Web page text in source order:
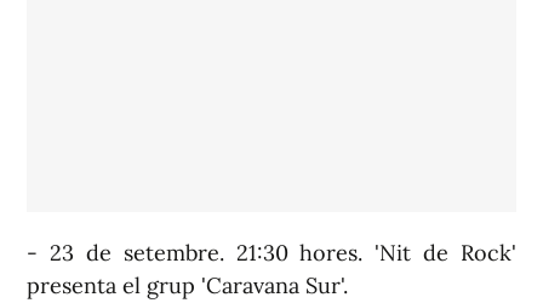
- 23 de setembre. 21:30 hores. 'Nit de Rock'
presenta el grup 'Caravana Sur'.